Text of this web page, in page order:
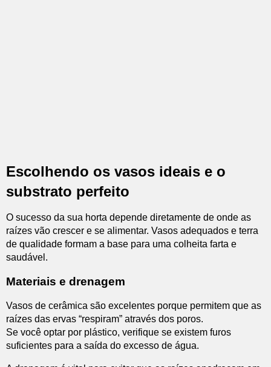
Escolhendo os vasos ideais e o
substrato perfeito
O sucesso da sua horta depende diretamente de onde as
raízes vão crescer e se alimentar. Vasos adequados e terra
de qualidade formam a base para uma colheita farta e
saudável.
Materiais e drenagem
Vasos de cerâmica são excelentes porque permitem que as
raízes das ervas “respiram” através dos poros.
Se você optar por plástico, verifique se existem furos
suficientes para a saída do excesso de água.